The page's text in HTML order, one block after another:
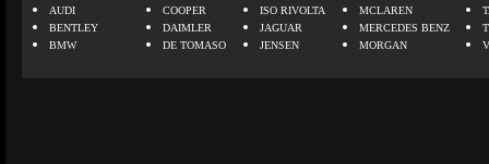
AUDI
BENTLEY
BMW
COOPER
DAIMLER
DE TOMASO
ISO RIVOLTA
JAGUAR
JENSEN
MCLAREN
MERCEDES BENZ
MORGAN